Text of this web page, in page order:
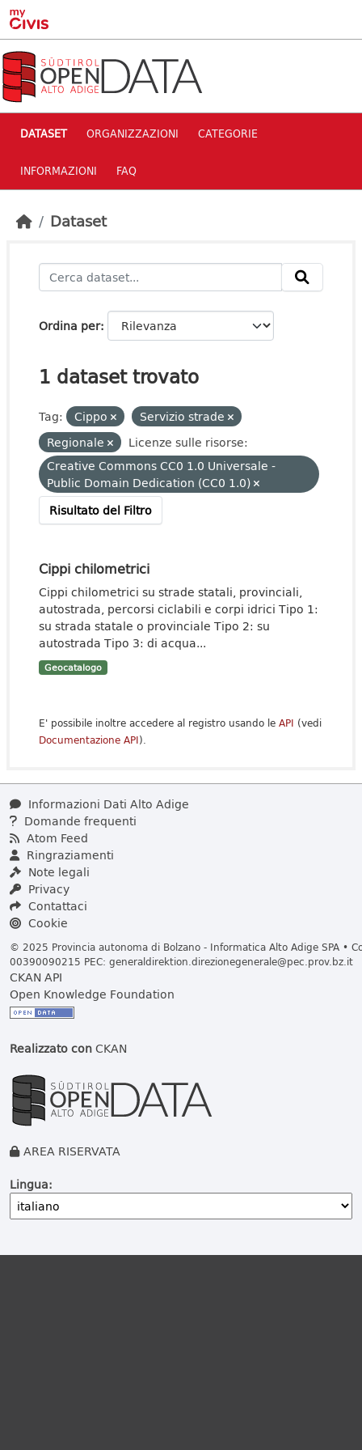
Skip to main content
DATASET ORGANIZZAZIONI CATEGORIE
INFORMAZIONI FAQ
Dataset
Ordina per
1 dataset trovato
Tag: Cippo
Servizio strade
Regionale
Licenze sulle risorse:
Creative Commons CC0 1.0 Universale -
Public Domain Dedication (CC0 1.0)
Risultato del Filtro
Cippi chilometrici
Cippi chilometrici su strade statali, provinciali,
autostrada, percorsi ciclabili e corpi idrici Tipo 1:
su strada statale o provinciale Tipo 2: su
autostrada Tipo 3: di acqua...
Geocatalogo
E' possibile inoltre accedere al registro usando le API (vedi
Documentazione API).
Informazioni Dati Alto Adige
Domande frequenti
Atom Feed
Ringraziamenti
Note legali
Privacy
Contattaci
Cookie
© 2025 Provincia autonoma di Bolzano - Informatica Alto Adige SPA •
00390090215 PEC: generaldirektion.direzionegenerale@pec.prov.bz.it
CKAN API
Open Knowledge Foundation
Realizzato conCKAN
AREA RISERVATA
Lingua